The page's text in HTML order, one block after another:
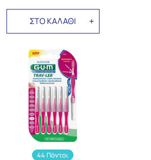
ΣΤΟ ΚΑΛΑΘΙ
44 Πόντοι